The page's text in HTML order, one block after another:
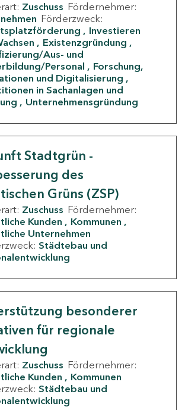
Zuschuss Fördernehmer:
Förderzweck:
Investieren
Existenzgründung
Aus- und
Personal
Forschung,
und Digitalisierung
in Sachanlagen und
Unternehmensgründung
Stadtgrün -
des
Grüns (ZSP)
Zuschuss Fördernehmer:
Kunden
Kommunen
Unternehmen
Städtebau und
besonderer
für regionale
Zuschuss Fördernehmer:
Kunden
Kommunen
Städtebau und